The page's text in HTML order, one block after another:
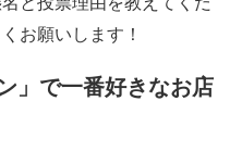
お願いします！
」で一番好きなお店